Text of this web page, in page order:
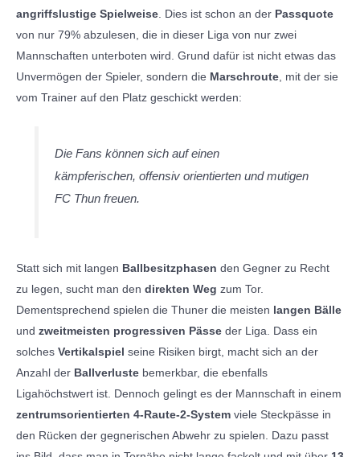
angriffslustige Spielweise . Dies ist schon an der Passquote
von nur 79% abzulesen, die in dieser Liga von nur zwei
Mannschaften unterboten wird. Grund dafür ist nicht etwas das
Unvermögen der Spieler, sondern die Marschroute , mit der sie
vom Trainer auf den Platz geschickt werden:
Die Fans können sich auf einen
kämpferischen,offensiv orientierten und mutigen
FC Thun freuen.
Statt sich mit langen Ballbesitzphasen den Gegner zu Recht
zu legen, sucht man den direkten Weg zum Tor.
Dementsprechend spielen die Thuner die meisten langen Bälle
und zweitmeisten progressiven Pässe der Liga. Dass ein
solches Vertikalspiel seine Risiken birgt, macht sich an der
Anzahl der Ballverluste bemerkbar, die ebenfalls
Ligahöchstwert ist. Dennoch gelingt es der Mannschaft in einem
zentrumsorientierten 4-Raute-2-System viele Steckpässe in
den Rücken der gegnerischen Abwehr zu spielen. Dazu passt